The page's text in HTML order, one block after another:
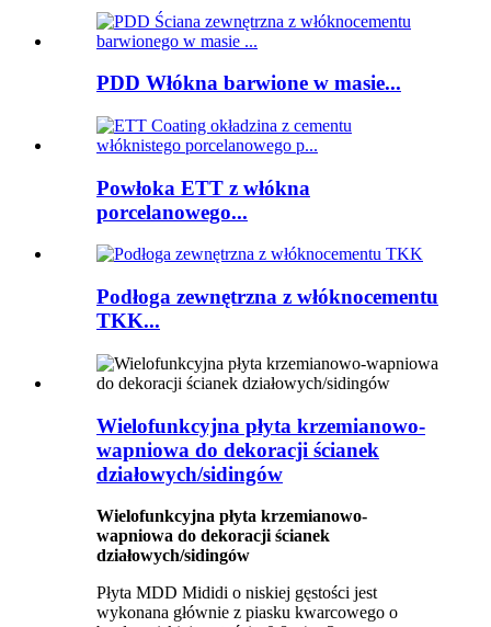
PDD Włókna barwione w masie...
Powłoka ETT z włókna
porcelanowego...
Podłoga zewnętrzna z włóknocementu
TKK...
Wielofunkcyjna płyta krzemianowo-
wapniowa do dekoracji ścianek
działowych/sidingów
Wielofunkcyjna płyta krzemianowo-
wapniowa do dekoracji ścianek
działowych/sidingów
Płyta MDD Mididi o niskiej gęstości jest
wykonana głównie z piasku kwarcowego o